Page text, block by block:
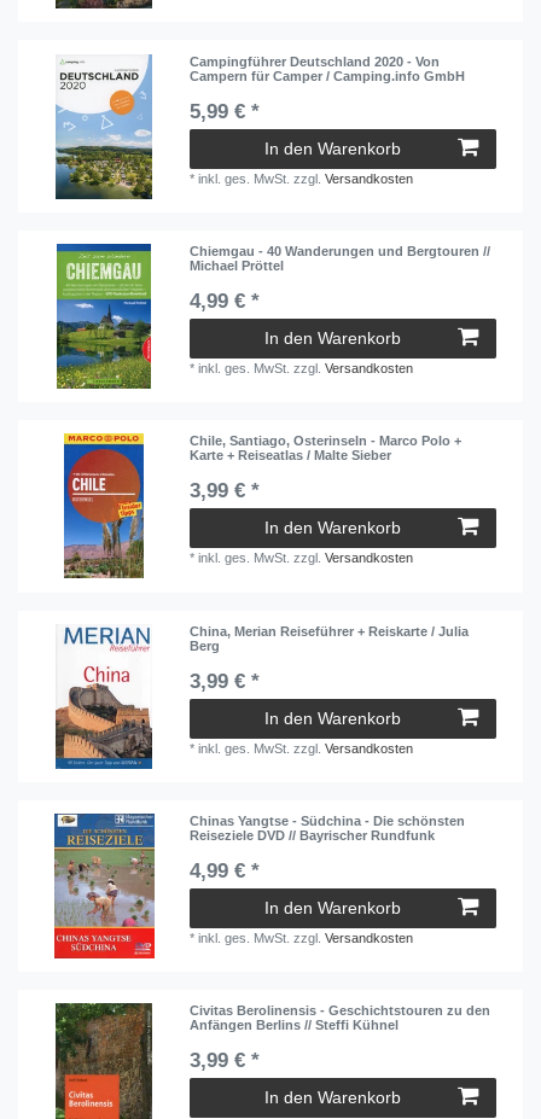
Campingführer Deutschland 2020 - Von
Campern für Camper / Camping.info GmbH
5,99 € *
In den Warenkorb
*inkl. ges. MwSt. zzgl.Versandkosten
Chiemgau - 40 Wanderungen und Bergtouren //
Michael Pröttel
4,99 € *
In den Warenkorb
*inkl. ges. MwSt. zzgl.Versandkosten
Chile, Santiago, Osterinseln - Marco Polo +
Karte + Reiseatlas / Malte Sieber
3,99 € *
In den Warenkorb
*inkl. ges. MwSt. zzgl.Versandkosten
China, Merian Reiseführer + Reiskarte / Julia
Berg
3,99 € *
In den Warenkorb
*inkl. ges. MwSt. zzgl.Versandkosten
Chinas Yangtse - Südchina - Die schönsten
Reiseziele DVD // Bayrischer Rundfunk
4,99 € *
In den Warenkorb
*inkl. ges. MwSt. zzgl.Versandkosten
Civitas Berolinensis - Geschichtstouren zu den
Anfängen Berlins // Steffi Kühnel
3,99 € *
In den Warenkorb